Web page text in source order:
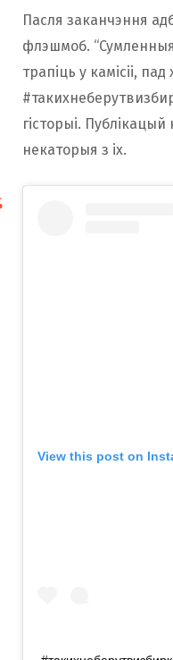
Пасля заканчэння
флэшмоб. “Сумленныя
трапіць у камісіі,
гісторыі.
некаторыя з іх.
View this post on